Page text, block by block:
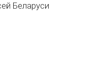
Беларуси